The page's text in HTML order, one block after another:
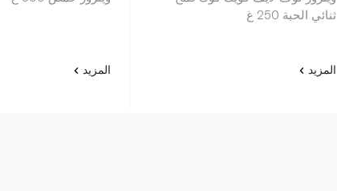
ثنائي الحبة 250 غ
المزيد المزيد